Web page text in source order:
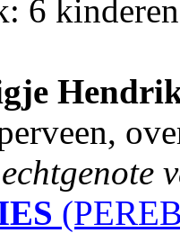
6